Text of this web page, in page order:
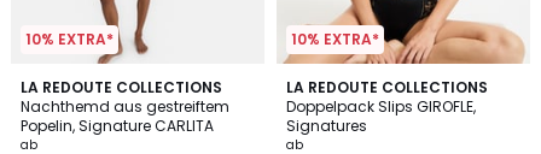
10% EXTRA*
LA REDOUTE COLLECTIONS
Nachthemd aus gestreiftem
Popelin, Signature CARLITA
ab
4,7
/ 5
2
Farben
10% EXTRA*
LA REDOUTE COLLECTIONS
Doppelpack Slips GIROFLE,
Signatures
ab
4,7
/ 5
3
Farben